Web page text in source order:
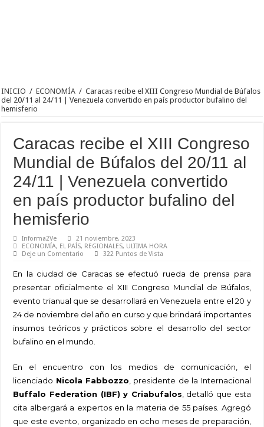
INICIO / ECONOMÍA / Caracas recibe el XIII Congreso Mundial de Búfalos
del 20/11 al 24/11 | Venezuela convertido en país productor bufalino del
hemisferio
Caracas recibe el XIII Congreso
Mundial de Búfalos del 20/11 al
24/11 | Venezuela convertido
en país productor bufalino del
hemisferio
Informa2Ve
21 noviembre, 2023
ECONOMÍA, EL PAÍS, REGIONALES, ULTIMA HORA
Deje un Comentario
322 Puntos de Vista
En la ciudad de Caracas se efectuó rueda de prensa para
presentar oficialmente el XIII Congreso Mundial de Búfalos,
evento trianual que se desarrollará en Venezuela entre el 20 y
24 de noviembre del año en curso y que brindará importantes
insumos teóricos y prácticos sobre el desarrollo del sector
bufalino en el mundo.
En el encuentro con los medios de comunicación, el
licenciado Nicola Fabbozzo, presidente de la Internacional
Buffalo Federation (IBF) y Criabufalos, detalló que esta
cita albergará a expertos en la materia de 55 países. Agregó
que este evento, organizado en ocho meses de preparación,